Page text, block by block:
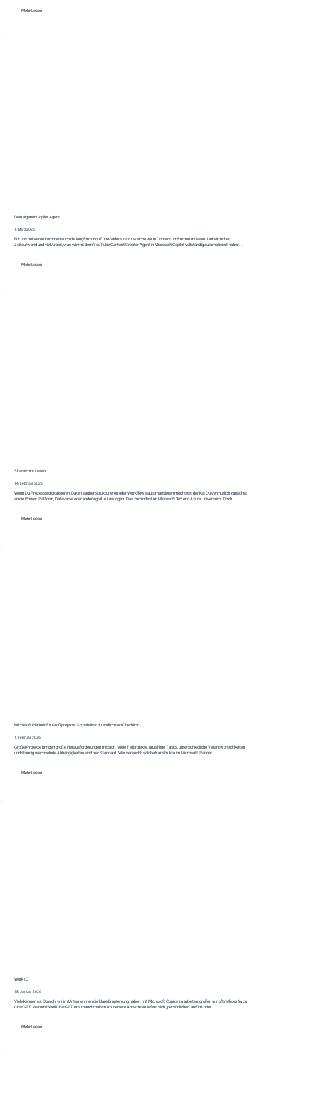
Mehr Lesen
Dein eigener Copilot Agent
1. März 2026
Für uns bei Veroo kommen auch die longform YouTube-Videos dazu, welche wir in Content umformen müssen. Unheimlicher
Zeitaufwand und viel Arbeit, was wir mit dem YouTube Content Creator Agent in Microsoft Copilot vollständig automatisiert haben...
Mehr Lesen
SharePoint Listen
14. Februar 2026
Wenn Du Prozesse digitalisieren, Daten sauber strukturieren oder Workflows automatisieren möchtest, denkst Du vermutlich zunächst
an die Power Platform, Dataverse oder andere große Lösungen. Das zumindest im Microsoft 365 und Azure Universum. Doch...
Mehr Lesen
Microsoft Planner für Großprojekte: So behältst du endlich den Überblick
1. Februar 2026
Große Projekte bringen große Herausforderungen mit sich. Viele Teilprojekte, unzählige Tasks, unterschiedliche Verantwortlichkeiten
und ständig wechselnde Abhängigkeiten sind hier Standard. Wer versucht, solche Konstrukte im Microsoft Planner...
Mehr Lesen
Work IQ
18. Januar 2026
Viele kennen es: Obwohl wir im Unternehmen die klare Empfehlung haben, mit Microsoft Copilot zu arbeiten, greifen wir oft reflexartig zu
ChatGPT. Warum? Weil ChatGPT uns manchmal strukturiertere Antworten liefert, sich „persönlicher“ anfühlt oder...
Mehr Lesen